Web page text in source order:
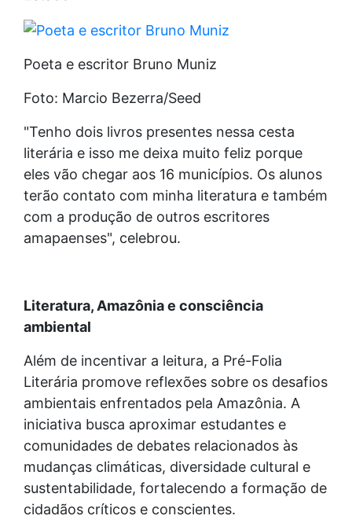
Poeta e escritor Bruno Muniz
Foto: Marcio Bezerra/Seed
"Tenho dois livros presentes nessa cesta
literária e isso me deixa muito feliz porque
eles vão chegar aos 16 municípios. Os alunos
terão contato com minha literatura e também
com a produção de outros escritores
amapaenses", celebrou.
Literatura, Amazônia e consciência
ambiental
Além de incentivar a leitura, a Pré-Folia
Literária promove reflexões sobre os desafios
ambientais enfrentados pela Amazônia. A
iniciativa busca aproximar estudantes e
comunidades de debates relacionados às
mudanças climáticas, diversidade cultural e
sustentabilidade, fortalecendo a formação de
cidadãos críticos e conscientes.